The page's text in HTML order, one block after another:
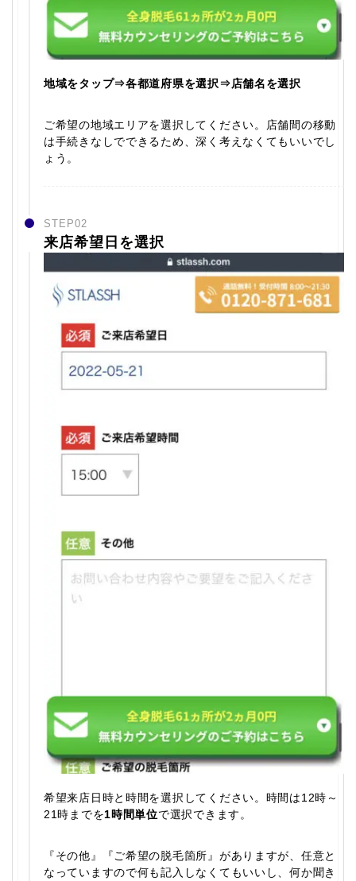
地域をタップ⇒各都道府県を選択⇒店舗名を選択
ご希望の地域エリアを選択してください。店舗間の移動
は手続きなしでできるため、深く考えなくてもいいでし
ょう。
STEP02
来店希望日を選択
希望来店日時と時間を選択してください。時間は12時～
21時までを1時間単位で選択できます。
『その他』『ご希望の脱毛箇所』がありますが、任意と
なっていますので何も記入しなくてもいいし、何か聞き